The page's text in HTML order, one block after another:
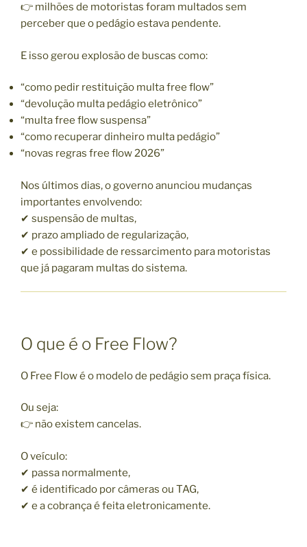
👉 milhões de motoristas foram multados sem
perceber que o pedágio estava pendente.
E isso gerou explosão de buscas como:
“como pedir restituição multa free flow”
“devolução multa pedágio eletrônico”
“multa free flow suspensa”
“como recuperar dinheiro multa pedágio”
“novas regras free flow 2026”
Nos últimos dias, o governo anunciou mudanças
importantes envolvendo:
✔ suspensão de multas,
✔ prazo ampliado de regularização,
✔ e possibilidade de ressarcimento para motoristas
que já pagaram multas do sistema.
O que é o Free Flow?
O Free Flow é o modelo de pedágio sem praça física.
Ou seja:
👉 não existem cancelas.
O veículo:
✔ passa normalmente,
✔ é identificado por câmeras ou TAG,
✔ e a cobrança é feita eletronicamente.